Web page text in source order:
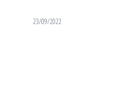
23/09/2022